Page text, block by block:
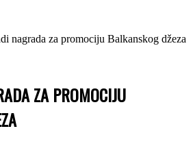
nagrada za promociju Balkanskog džeza
ZA PROMOCIJU